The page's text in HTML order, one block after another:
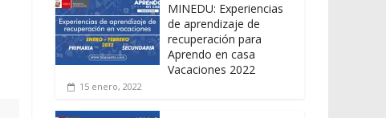
MINEDU: Experiencias
de aprendizaje de
recuperación para
Aprendo en casa
Vacaciones 2022
15 enero, 2022